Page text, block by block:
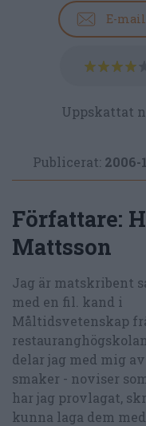
E-mail
Uppskattat
Publicerat: 2006-
Författare:
Mattsson
Jag är matskribent
med en fil. kand i
Måltidsvetenskap
delar jag med mig
smaker - noviser
har jag provlagat,
kunna laga dem